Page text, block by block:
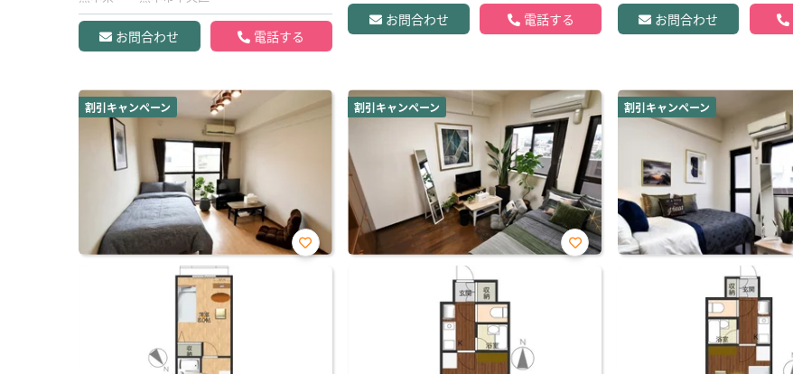
お問合わせ 電話する
お問合わせ 電話する お問合わせ
割引キャンペーン
お気
割引キャンペーン
お気
割引キャンペーン